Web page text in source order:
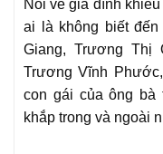
Nói về gia đình
ai là không biết
Giang, Trương Thị
Trương Vĩnh
con gái của ông bà
khắp trong và ngoài